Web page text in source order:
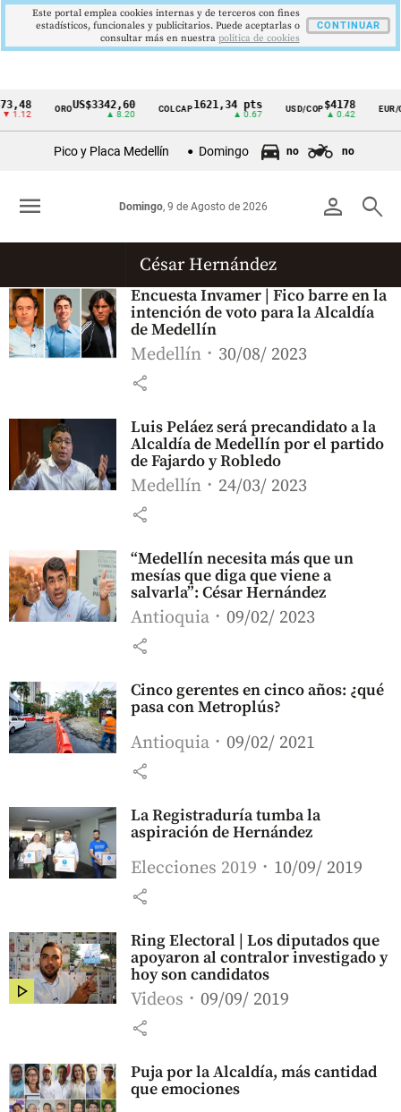
Cintillo
Colombia
1.12
OROUS$3342,60
▲ 8.20
COLCAP1621,34 pts
▲ 0.67
USD/COP$4178
▲ 0.42
EUR/
Pico y Placa Medellín Domingo no no
person search
Domingo, 9 de Agosto de 2026
menu
César Hernández
Encuesta Invamer | Fico barre en la
intención de voto para la Alcaldía
de Medellín
Medellín 30/08/ 2023
share
Luis Peláez será precandidato a la
Alcaldía de Medellín por el partido
de Fajardo y Robledo
Medellín 24/03/ 2023
share
“Medellín necesita más que un
mesías que diga que viene a
salvarla”: César Hernández
Antioquia 09/02/ 2023
share
Cinco gerentes en cinco años: ¿qué
pasa con Metroplús?
Antioquia 09/02/ 2021
share
La Registraduría tumba la
aspiración de Hernández
Elecciones 2019 10/09/ 2019
share
Ring Electoral | Los diputados que
apoyaron al contralor investigado y
hoy son candidatos
Videos 09/09/ 2019
share
Puja por la Alcaldía, más cantidad
que emociones
Este portal emplea cookies internas y de terceros con fines
estadísticos, funcionales y publicitarios. Puede aceptarlas o
consultar más en nuestra politica de cookies
CONTINUAR